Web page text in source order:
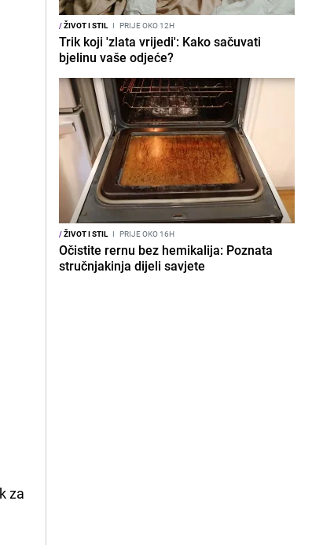
za
/ŽIVOT I STIL I PRIJE OKO 12H
Trik koji 'zlata vrijedi': Kako sačuvati
bjelinu vaše odjeće?
/ŽIVOT I STIL I PRIJE OKO 16H
Očistite rernu bez hemikalija: Poznata
stručnjakinja dijeli savjete